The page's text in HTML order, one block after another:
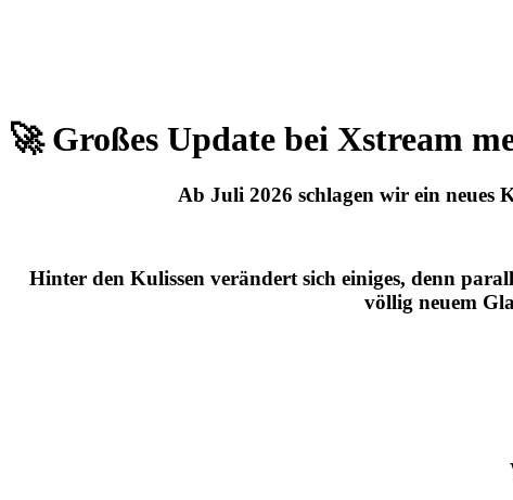
🚀 Großes Update bei Xstream
Ab Juli 2026 schlagen wir ein
Hinter den Kulissen verändert sich einiges, denn
völlig neuem